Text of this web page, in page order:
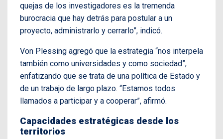
quejas de los investigadores es la tremenda
burocracia que hay detrás para postular a un
proyecto, administrarlo y cerrarlo”, indicó.
Von Plessing agregó que la estrategia “nos interpela
también como universidades y como sociedad”,
enfatizando que se trata de una política de Estado y
de un trabajo de largo plazo. “Estamos todos
llamados a participar y a cooperar”, afirmó.
Capacidades estratégicas desde los
territorios